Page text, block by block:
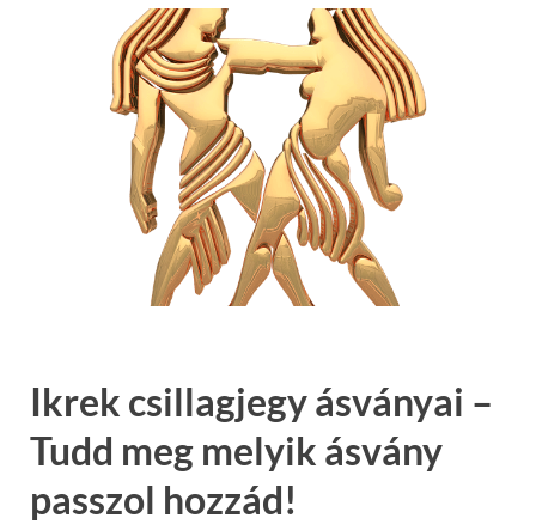
Ikrek csillagjegy ásványai –
Tudd meg melyik ásvány
passzol hozzád!